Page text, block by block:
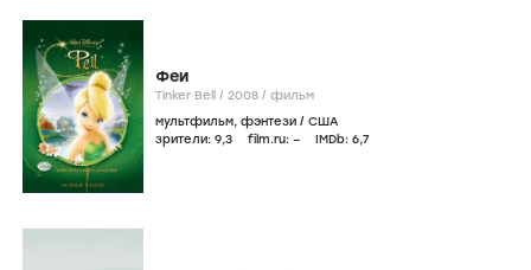
Феи
Tinker Bell / 2008 / фильм
мультфильм, фэнтези / США
зрители: 9,3 film.ru: – IMDb: 6,7